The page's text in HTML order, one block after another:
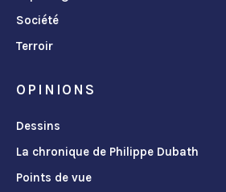
Société
Terroir
OPINIONS
Dessins
La chronique de Philippe Dubath
Points de vue